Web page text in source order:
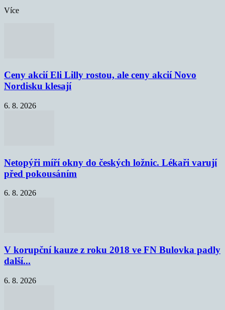
Více
Ceny akcií Eli Lilly rostou, ale ceny akcií Novo
Nordisku klesají
6. 8. 2026
Netopýři míří okny do českých ložnic. Lékaři varují
před pokousáním
6. 8. 2026
V korupční kauze z roku 2018 ve FN Bulovka padly
další...
6. 8. 2026